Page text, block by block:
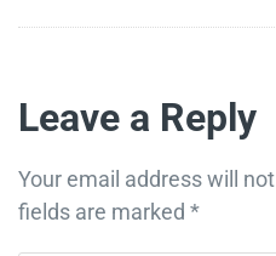
Leave a Reply
Your email address will
fields are marked *